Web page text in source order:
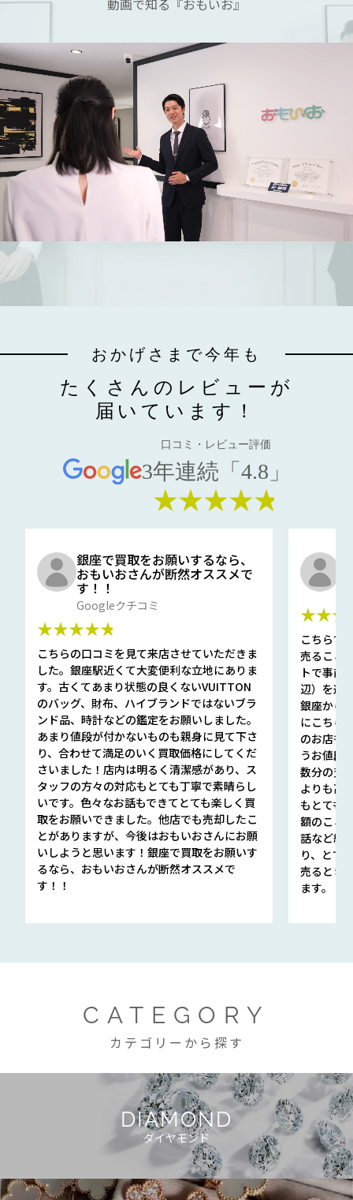
おかげさまで今年も
たくさんのレビューが
届いています！
口コミ・レビュー評価
3年連続「4.8」
★★★★★
銀座で買取をお願いするなら、
おもいおさんが断然オススメで
す！！
Googleクチコミ
★★★★★
こちらの口コミを見て来店させていただきま
した。銀座駅近くて大変便利な立地にありま
す。古くてあまり状態の良くないVUITTON
のバッグ、財布、ハイブランドではないブラ
ンド品、時計などの鑑定をお願いしました。
あまり値段が付かないものも親身に見て下さ
り、合わせて満足のいく買取価格にしてくだ
さいました！店内は明るく清潔感があり、ス
タッフの方々の対応もとても丁寧で素晴らし
いです。色々なお話もできてとても楽しく買
取をお願いできました。他店でも売却したこ
とがありますが、今後はおもいおさんにお願
いしようと思います！銀座で買取をお願いす
るなら、おもいおさんが断然オススメで
す！！
こちらで
売ること
トで事前
辺）を選
銀座から
にこちら
のお店も
うお値段
数分の査
よりも高
もとても
額のこと
話など細
り、とて
売るとき
ます。
CATEGORY
カテゴリーから探す
DIAMOND
ダイヤモンド